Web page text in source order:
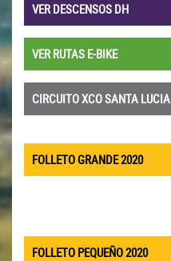
VER DESCENSOS DH
VER RUTAS E-BIKE
CIRCUITO XCO SANTA LUCIA
FOLLETO GRANDE 2020
FOLLETO PEQUEÑO 2020